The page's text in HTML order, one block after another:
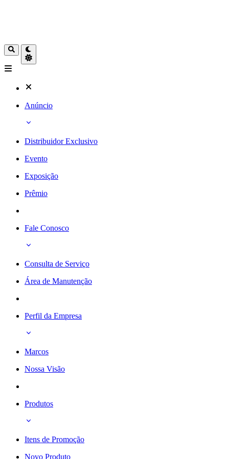
Anúncio
Distribuidor Exclusivo
Evento
Exposição
Prêmio
Fale Conosco
Consulta de Serviço
Área de Manutenção
Perfil da Empresa
Marcos
Nossa Visão
Produtos
Itens de Promoção
Novo Produto